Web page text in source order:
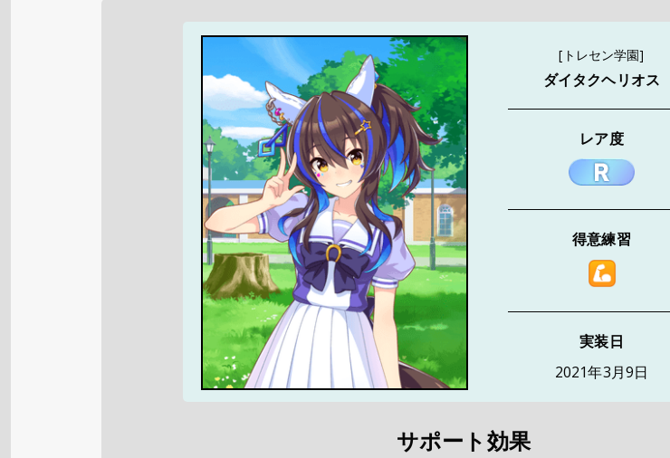
[トレセン学園]
ダイタクヘリオス
レア度
得意練習
実装日
2021年3月9日
サポート効果